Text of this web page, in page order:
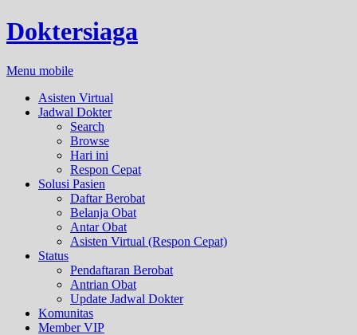
Doktersiaga
Menu mobile
Asisten Virtual
Jadwal Dokter
Search
Browse
Hari ini
Respon Cepat
Solusi Pasien
Daftar Berobat
Belanja Obat
Antar Obat
Asisten Virtual (Respon Cepat)
Status
Pendaftaran Berobat
Antrian Obat
Update Jadwal Dokter
Komunitas
Member VIP